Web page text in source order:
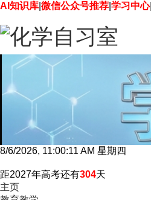
AI知识库 微信公众号推荐 学习中心|
8/6/2026, 11:00:13 AM 星期四
距2027年高考还有304天
主页